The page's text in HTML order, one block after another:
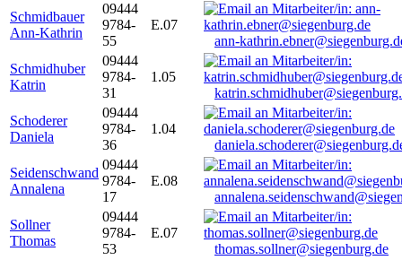
Schmidbauer
Ann-Kathrin
09444
9784-
55
E.07
ann-
Schmidhuber
Katrin
09444
9784-
31
1.05
Schoderer
Daniela
09444
9784-
36
1.04
Seidenschwand
Annalena
09444
9784-
17
E.08
Sollner
Thomas
09444
9784-
53
E.07
thomas.sollner@siegenburg.de